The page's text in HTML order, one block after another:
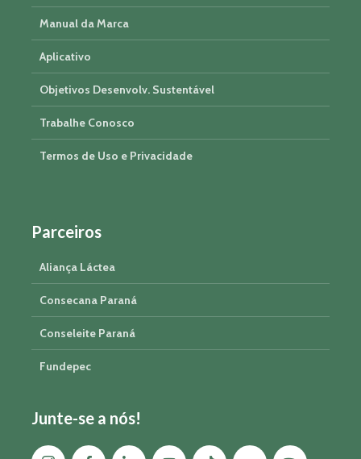
Manual da Marca
Aplicativo
Objetivos Desenvolv. Sustentável
Trabalhe Conosco
Termos de Uso e Privacidade
Parceiros
Aliança Láctea
Consecana Paraná
Conseleite Paraná
Fundepec
Junte-se a nós!